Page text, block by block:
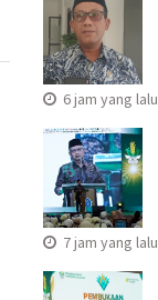
6 jam yang lalu
7 jam yang lalu